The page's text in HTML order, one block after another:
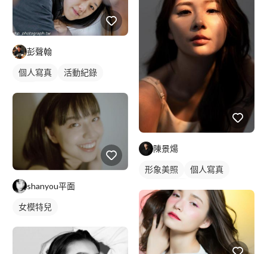
彭聲翰
個人寫真
活動紀錄
shanyou平面
女模特兒
陳景煬
形象美照
個人寫真
藝術照